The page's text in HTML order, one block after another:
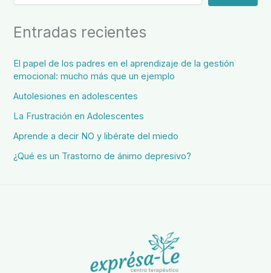
Entradas recientes
El papel de los padres en el aprendizaje de la gestión
emocional: mucho más que un ejemplo
Autolesiones en adolescentes
La Frustración en Adolescentes
Aprende a decir NO y libérate del miedo
¿Qué es un Trastorno de ánimo depresivo?